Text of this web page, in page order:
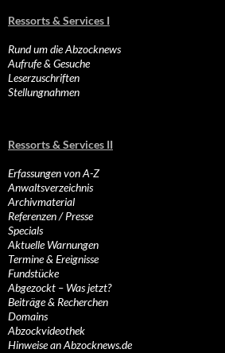
Ressorts & Services I
Rund um die Abzocknews
Aufrufe & Gesuche
Leserzuschriften
Stellungnahmen
Ressorts & Services II
Erfassungen von A-Z
Anwaltsverzeichnis
Archivmaterial
Referenzen / Presse
Specials
Aktuelle Warnungen
Termine & Ereignisse
Fundstücke
Abgezockt – Was jetzt?
Beiträge & Recherchen
Domains
Abzockvideothek
Hinweise an Abzocknews.de